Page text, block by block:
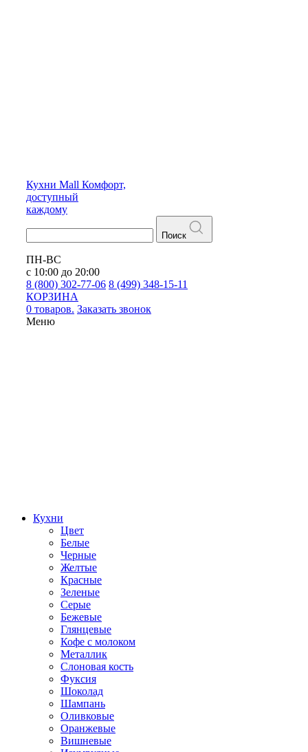
Кухни Mall Комфорт,
доступный
каждому
Поиск
ПН-ВС
с 10:00 до 20:00
8 (800) 302-77-06 8 (499) 348-15-11
КОРЗИНА
0 товаров. Заказать звонок
Меню
Кухни
Цвет
Белые
Черные
Желтые
Красные
Зеленые
Серые
Бежевые
Глянцевые
Кофе с молоком
Металлик
Слоновая кость
Фуксия
Шоколад
Шампань
Оливковые
Оранжевые
Вишневые